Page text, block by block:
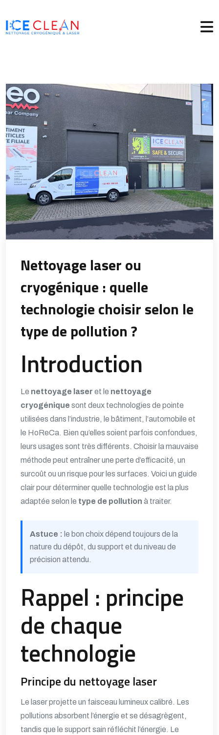
Nettoyage laser ou
cryogénique : quelle
technologie choisir selon le
type de pollution ?
Introduction
Le nettoyage laser et le nettoyage
cryogénique sont deux technologies de pointe
utilisées dans l’industrie, le bâtiment, l’automobile et
le HoReCa. Bien qu’elles soient parfois confondues,
leurs usages sont très différents. Choisir la mauvaise
méthode peut entraîner une perte d’efficacité, un
surcoût ou un risque pour les surfaces. Voici un guide
clair pour déterminer quelle technologie est la plus
adaptée selon le type de pollution à traiter.
Astuce : le bon choix dépend toujours de la
nature du dépôt, du support et du niveau de
précision attendu.
Rappel : principe
de chaque
technologie
Principe du nettoyage laser
Le laser projette un faisceau lumineux calibré. Les
pollutions absorbent l’énergie et se désagrègent,
tandis que le support sain réfléchit l’énergie. Le